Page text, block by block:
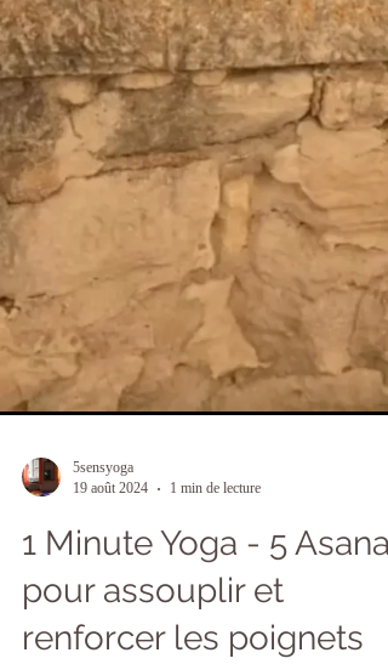
19 août 2024
1 min de lecture
1 Minute Yoga - 5 Asanas
pour assouplir et